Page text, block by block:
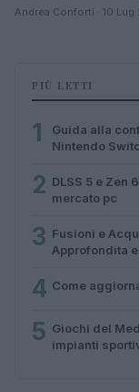
Andrea Conforti · 10 Lug
PIÙ LETTI
1
Guida alla
Nintendo
2 DLSS 5 e Zen
mercato pc
3 Fusioni e
Approfondita
4 Come
5 Giochi del
impianti